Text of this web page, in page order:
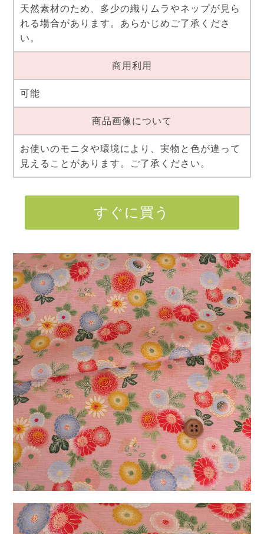
天然素材のため、多少の織りムラやネップが見ら
れる場合があります。あらかじめご了承くださ
い。
商用利用
可能
商品画像について
お使いのモニタや環境により、実物と色が違って
見えることがあります。ご了承ください。
すぐに買う